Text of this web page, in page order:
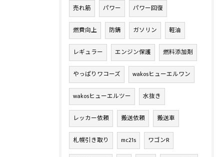
売れ筋 パワー パワー回復
燃費向上 防錆 ガソリン 軽油
レギュラー エンジン保護 燃料添加剤
やっぱりワコーズ wakosヒューエルワン
wakosヒューエルツー 水抜き
レッカー依頼 搬送依頼 搬送車
札幌引き取り mc21s ワゴンR